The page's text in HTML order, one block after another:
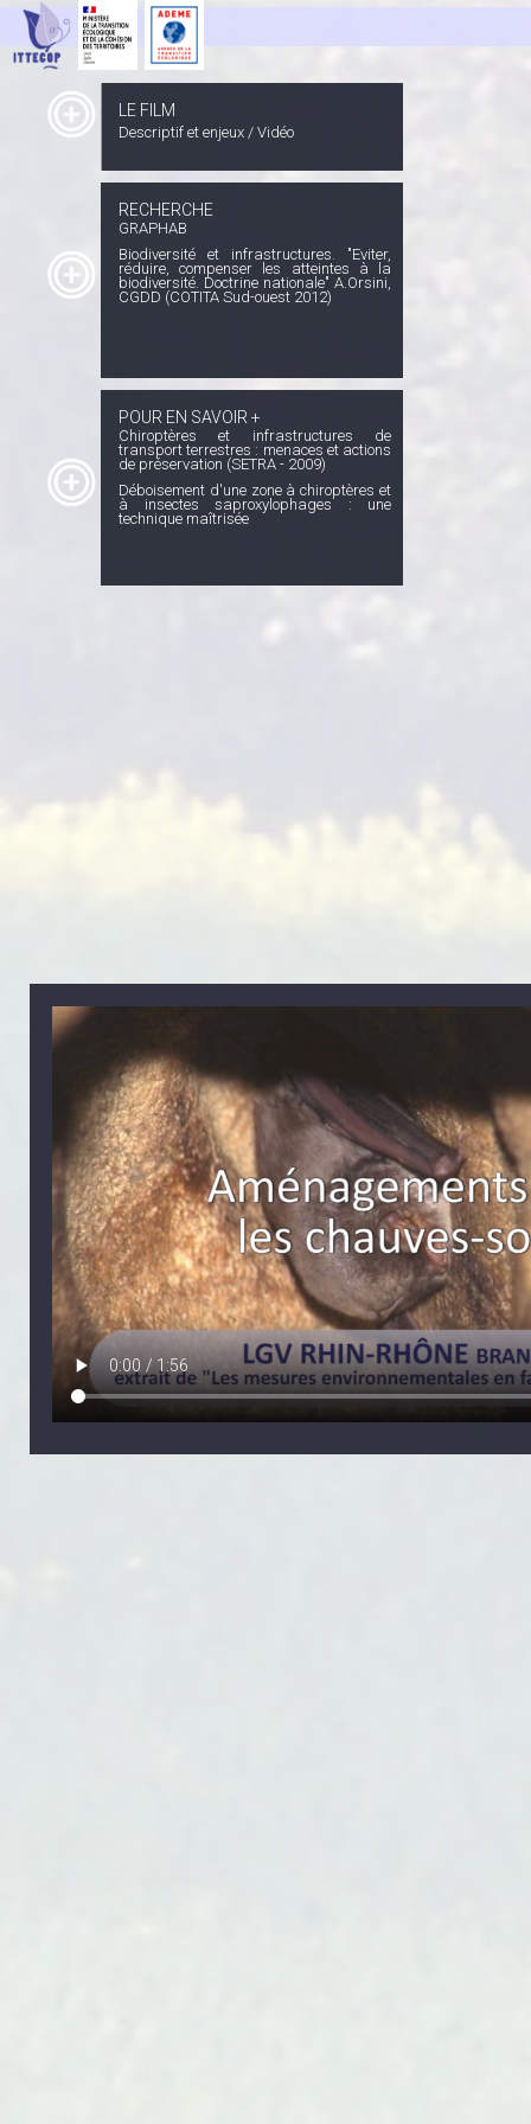
LE FILM
Descriptif et enjeux / Vidéo
RECHERCHE
GRAPHAB
Biodiversité et infrastructures. "Eviter,
réduire, compenser les atteintes à la
biodiversité. Doctrine nationale" A.Orsini,
CGDD (COTITA Sud-ouest 2012)
POUR EN SAVOIR +
Chiroptères et infrastructures de
transport terrestres : menaces et actions
de préservation (SETRA - 2009)
Déboisement d'une zone à chiroptères et
à insectes saproxylophages : une
technique maîtrisée